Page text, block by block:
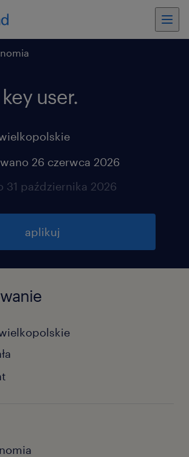
user.
26 czerwca 2026
31 października 2026
aplikuj